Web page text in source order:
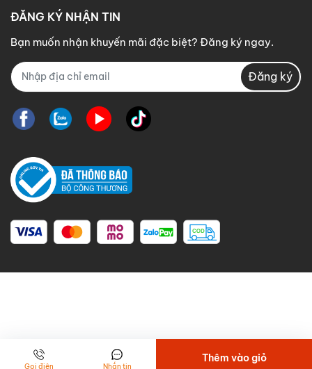
an toàn
chứng nhận khóa điện tử EMC Châu Âu
Sản xuất Mẫu mới 2026
Bảo hành 6 năm chính hãng CRMCR
Thân vỏ thép đúc đặc –
chống cạy phá thực sự
Nhiều dòng két chỉ nhấn mạnh "cánh dày" nhưng không
công bố rõ chất liệu, khiến khách dễ nhầm giữa độ
bố minh bạch: cánh cửa thép đặc 8mm, thân két thép
Cánh cửa là khu vực dễ bị tấn công nhất, nên độ dày
thép đặc giúp tăng khả năng chống phá. Nhưng không
ĐĂNG KÝ NHẬN TIN
Bạn muốn nhận khuyến mãi đặc biệt? Đăng ký ngay.
Đăng ký
Gọi điện Nhắn tin
Thêm vào giỏ